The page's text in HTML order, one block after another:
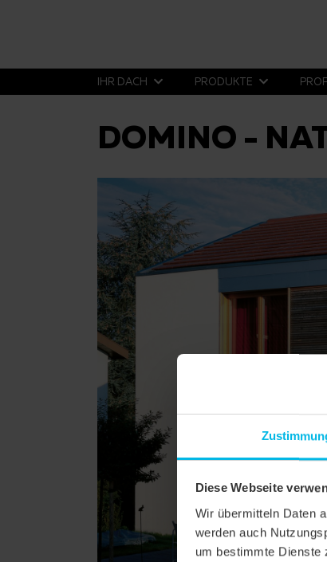
Diese Webseite
Wir übermitteln Daten
werden auch
um bestimmte Dienste
IHR DACH PRODUKTE
DOMINO -